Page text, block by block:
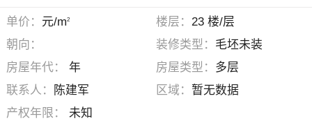
单价： 元/m2 楼层： 23 楼/层
朝向：
装修类型： 毛坯未装
房屋年代：
年 房屋类型： 多层
联系人：
陈建军 区域： 暂无数据
产权年限：
未知